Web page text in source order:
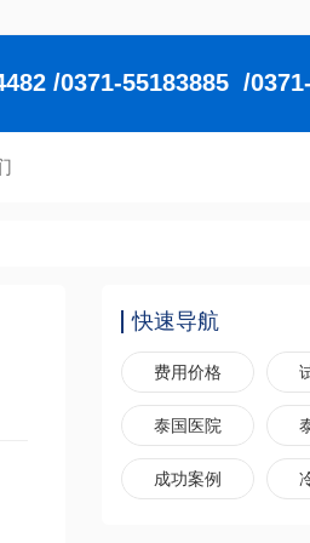
/0371-55183885 /
快速导航
费用价格
泰国医院
成功案例